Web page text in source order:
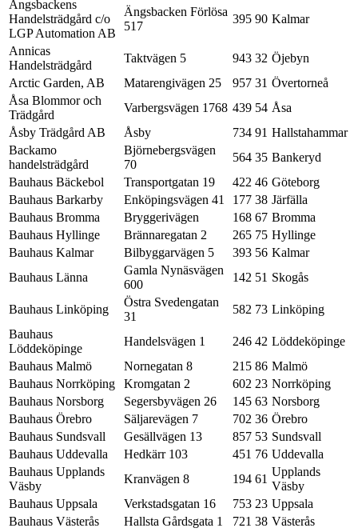
Ängsbackens
Handelsträdgård c/o
LGP Automation AB
Ängsbacken Förlösa
517
395 90 Kalmar
Annicas
Handelsträdgård
Taktvägen 5 943 32 Öjebyn
Arctic Garden, AB
Matarengivägen 25 957 31 Övertorneå
Åsa Blommor och
Trädgård
Varbergsvägen 1768 439 54 Åsa
Åsby Trädgård AB
Åsby 734 91 Hallstahammar
Backamo
handelsträdgård
Björnebergsvägen
70
564 35 Bankeryd
Bauhaus Bäckebol
Transportgatan 19 422 46 Göteborg
Bauhaus Barkarby
Enköpingsvägen 41 177 38 Järfälla
Bauhaus Bromma
Bryggerivägen 168 67 Bromma
Bauhaus Hyllinge
Brännaregatan 2 265 75 Hyllinge
Bauhaus Kalmar
Bilbyggarvägen 5 393 56 Kalmar
Bauhaus Länna
Gamla Nynäsvägen
600
142 51 Skogås
Bauhaus Linköping
Östra Svedengatan
31
582 73 Linköping
Bauhaus
Löddeköpinge
Handelsvägen 1 246 42 Löddeköpinge
Bauhaus Malmö
Nornegatan 8 215 86 Malmö
Bauhaus Norrköping
Kromgatan 2 602 23 Norrköping
Bauhaus Norsborg
Segersbyvägen 26 145 63 Norsborg
Bauhaus Örebro
Säljarevägen 7 702 36 Örebro
Bauhaus Sundsvall
Gesällvägen 13 857 53 Sundsvall
Bauhaus Uddevalla
Hedkärr 103 451 76 Uddevalla
Bauhaus Upplands
Väsby
Kranvägen 8 194 61
Upplands
Väsby
Bauhaus Uppsala
Verkstadsgatan 16 753 23 Uppsala
Bauhaus Västerås
Hallsta Gårdsgata 1 721 38 Västerås